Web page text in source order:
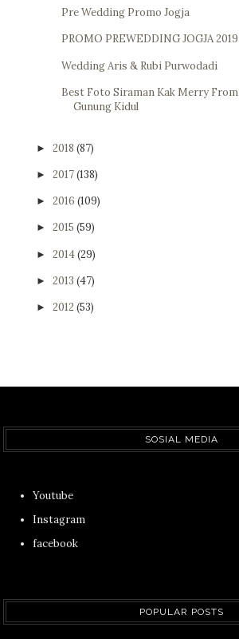
Pre Wedding Promo Jogja
PROMO PREWEDDING JOGJA 2019
Wedding Aris & Rubi Purwodadi
Best Foto Siraman Kak Merry From
Gunung Kidul
► 2018 (87)
► 2017(138)
► 2016 (109)
► 2015 (59)
► 2014(29)
► 2013 (47)
► 2012 (53)
SOSIAL MEDIA
Youtube
Instagram
facebook
POPULAR POSTS